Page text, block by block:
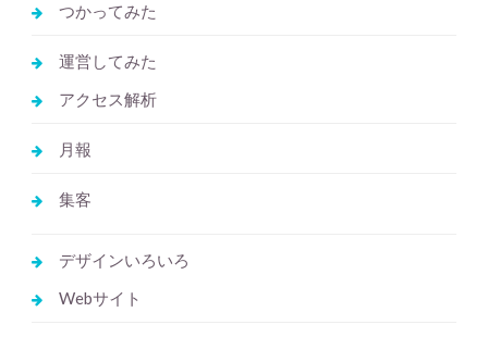
つかってみた
運営してみた
アクセス解析
月報
集客
デザインいろいろ
Webサイト